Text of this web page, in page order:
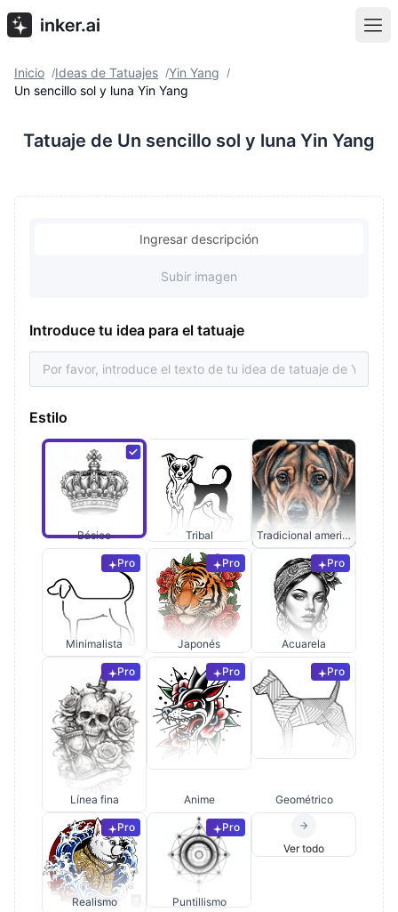
Inicio /Ideas de Tatuajes /Yin Yang /
Un sencillo sol y luna Yin Yang
Tatuaje de Un sencillo sol y luna Yin Yang
Ingresar descripción
Subir imagen
Introduce tu idea para el tatuaje
Estilo
Básico Tribal Tradicional americano
Pro
Minimalista
Pro
Japonés
Pro
Acuarela
Pro
Línea fina
Pro
Anime
Pro
Geométrico
Pro
Realismo
Pro
Puntillismo
Ver todo